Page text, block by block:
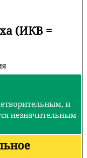
(ИКВ =
и
незначительным